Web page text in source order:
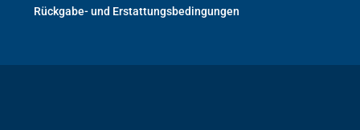
Rückgabe- und Erstattungsbedingungen